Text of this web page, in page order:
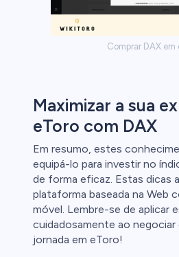
Comprar DAX em
Maximizar a sua
eToro com DAX
Em resumo, estes
equipá-lo para investir no
de forma eficaz. Estas dicas
plataforma baseada na Web
móvel. Lembre-se de aplicar
cuidadosamente ao negociar
jornada em eToro!